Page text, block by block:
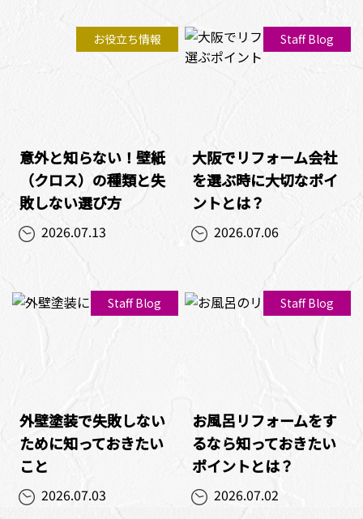
お役立ち情報
意外と知らない！壁紙
（クロス）の種類と失
敗しない選び方
2026.07.13
Staff Blog
大阪でリフォーム会社
を選ぶ時に大切なポイ
ントとは？
2026.07.06
Staff Blog
外壁塗装で失敗しない
ために知っておきたい
こと
2026.07.03
Staff Blog
お風呂リフォームをす
るなら知っておきたい
ポイントとは？
2026.07.02